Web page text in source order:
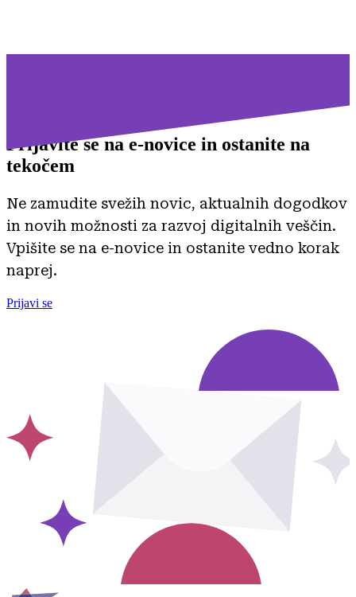
Prijavite se na e-novice in ostanite na
tekočem
Ne zamudite svežih novic, aktualnih dogodkov
in novih možnosti za razvoj digitalnih veščin.
Vpišite se na e-novice in ostanite vedno korak
naprej.
Prijavi se